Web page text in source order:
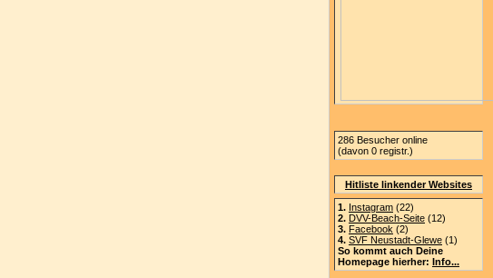
286 Besucher online
(davon 0 registr.)
Hitliste linkender Websites
1. Instagram (22)
2. DVV-Beach-Seite (12)
3. Facebook (2)
4. SVF Neustadt-Glewe (1)
So kommt auch Deine
Homepage hierher: Info...